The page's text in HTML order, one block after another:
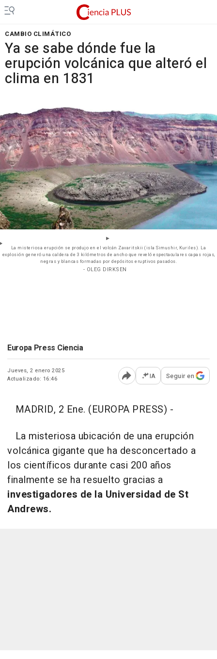
CAMBIO CLIMÁTICO
Ya se sabe dónde fue la
erupción volcánica que alteró el
clima en 1831
La misteriosa erupción se produjo en el volcán Zavaritskii (isla Simushir, Kuriles). La
explosión generó una caldera de 3 kilómetros de ancho que reveló espectaculares capas rojas,
negras y blancas formadas por depósitos eruptivos pasados.
- OLEG DIRKSEN
Europa Press Ciencia
Jueves, 2 enero 2025
Actualizado: 16:46
Abrir opciones para
IA Seguir en
MADRID, 2 Ene. (EUROPA PRESS) -
La misteriosa ubicación de una erupción
volcánica gigante que ha desconcertado a
los científicos durante casi 200 años
finalmente se ha resuelto gracias a
investigadores de la Universidad de St
Andrews.